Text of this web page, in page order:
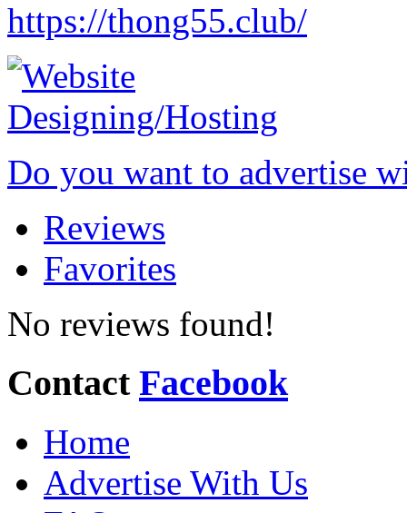
https://thong55.club/
Do you want to advertise
Reviews
Favorites
No reviews found!
Contact Facebook
Home
Advertise With Us